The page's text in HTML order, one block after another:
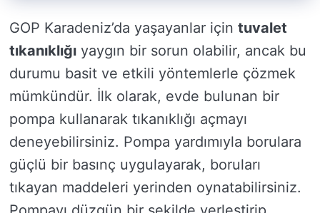
GOP Karadeniz’da yaşayanlar için tuvalet
tıkanıklığı yaygın bir sorun olabilir, ancak bu
durumu basit ve etkili yöntemlerle çözmek
mümkündür. İlk olarak, evde bulunan bir
pompa kullanarak tıkanıklığı açmayı
deneyebilirsiniz. Pompa yardımıyla borulara
güçlü bir basınç uygulayarak, boruları
tıkayan maddeleri yerinden oynatabilirsiniz.